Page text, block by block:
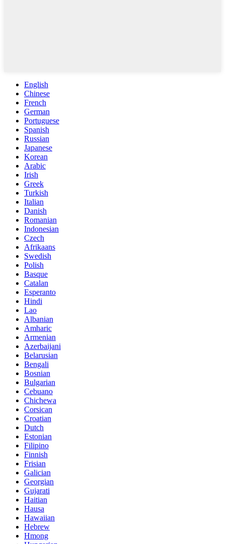
English
Chinese
French
German
Portuguese
Spanish
Russian
Japanese
Korean
Arabic
Irish
Greek
Turkish
Italian
Danish
Romanian
Indonesian
Czech
Afrikaans
Swedish
Polish
Basque
Catalan
Esperanto
Hindi
Lao
Albanian
Amharic
Armenian
Azerbaijani
Belarusian
Bengali
Bosnian
Bulgarian
Cebuano
Chichewa
Corsican
Croatian
Dutch
Estonian
Filipino
Finnish
Frisian
Galician
Georgian
Gujarati
Haitian
Hausa
Hawaiian
Hebrew
Hmong